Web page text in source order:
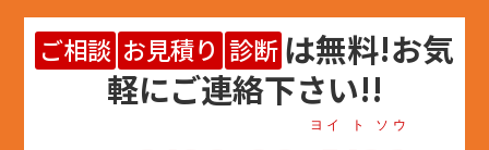
ご相談 お見積り 診断 は無料!お気
軽にご連絡下さい!!
ヨイ ト ソウ